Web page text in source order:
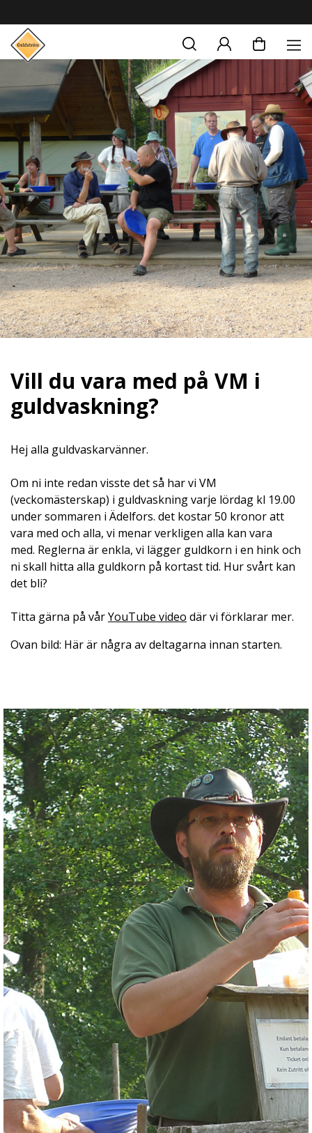
Vill du vara med på VM i
guldvaskning?
Hej alla guldvaskarvänner.
Om ni inte redan visste det så har vi VM
(veckomästerskap) i guldvaskning varje lördag kl 19.00
under sommaren i Ädelfors. det kostar 50 kronor att
vara med och alla, vi menar verkligen alla kan vara
med. Reglerna är enkla, vi lägger guldkorn i en hink och
ni skall hitta alla guldkorn på kortast tid. Hur svårt kan
det bli?
Titta gärna på vårYouTube video där vi förklarar mer.
Ovan bild: Här är några av deltagarna innan starten.